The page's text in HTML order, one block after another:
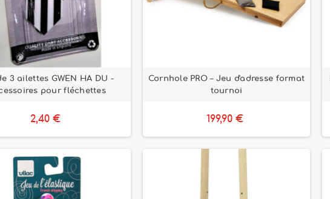
3 ailettes GWEN HA DU -
pour fléchettes
2,40 €
Cornhole PRO – Jeu d'adresse format
tournoi
199,90 €